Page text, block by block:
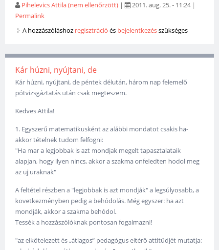
Pihelevics Attila (nem ellenőrzött) | 2011. aug. 25. - 11:24|
Permalink
A hozzászóláshoz regisztráció és bejelentkezésszükséges
Kár húzni, nyújtani, de
Kár húzni, nyújtani, de péntek délután, három nap felemelő
pótvizsgáztatás után csak megteszem.
Kedves Attila!
1. Egyszerű matematikusként az alábbi mondatot csakis ha-
akkor tételnek tudom felfogni:
"Ha mar a legjobbak is azt mondjak megelt tapasztalataik
alapjan, hogy ilyen nincs, akkor a szakma onfeledten hodol meg
az uj uraknak"
A feltétel részben a "legjobbak is azt mondják" a legsúlyosabb, a
következményben pedig a behódolás. Még egyszer: ha azt
mondják, akkor a szakma behódol.
Tessék a hozzászólóknak pontosan fogalmazni!
"az elkötelezett és „átlagos” pedagógus eltérő attitűdjét mutatja: